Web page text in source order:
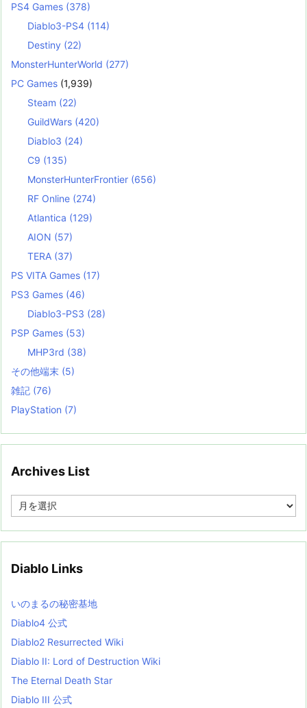
PS4 Games (378)
Diablo3-PS4 (114)
Destiny (22)
MonsterHunterWorld (277)
PC Games (1,939)
Steam (22)
GuildWars (420)
Diablo3 (24)
C9 (135)
MonsterHunterFrontier (656)
RF Online (274)
Atlantica (129)
AION (57)
TERA (37)
PS VITA Games (17)
PS3 Games (46)
Diablo3-PS3 (28)
PSP Games (53)
MHP3rd (38)
その他端末 (5)
雑記 (76)
PlayStation (7)
Archives List
e
i
s
t
Diablo Links
いのまるの秘密基地
Diablo4 公式
Diablo2 Resurrected Wiki
Diablo II: Lord of Destruction Wiki
The Eternal Death Star
Diablo III 公式